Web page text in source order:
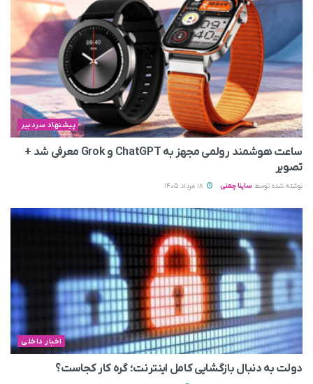
پیشنهاد سردبیر
ساعت هوشمند رولمی مجهز به ChatGPT و Grok معرفی شد +
تصویر
نوشته شده توسط ساینا چمنی
اخبار داخلی
دولت به دنبال بازگشایی کامل اینترنت؛ گره کار کجاست؟